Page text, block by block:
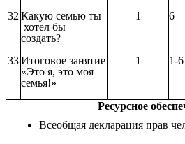
32 Какую семью ты
хотел бы
создать?
1 6
33Итоговое занятие
«Это я, это моя
семья!»
1 1-6
Ресурсное
Всеобщая декларация прав